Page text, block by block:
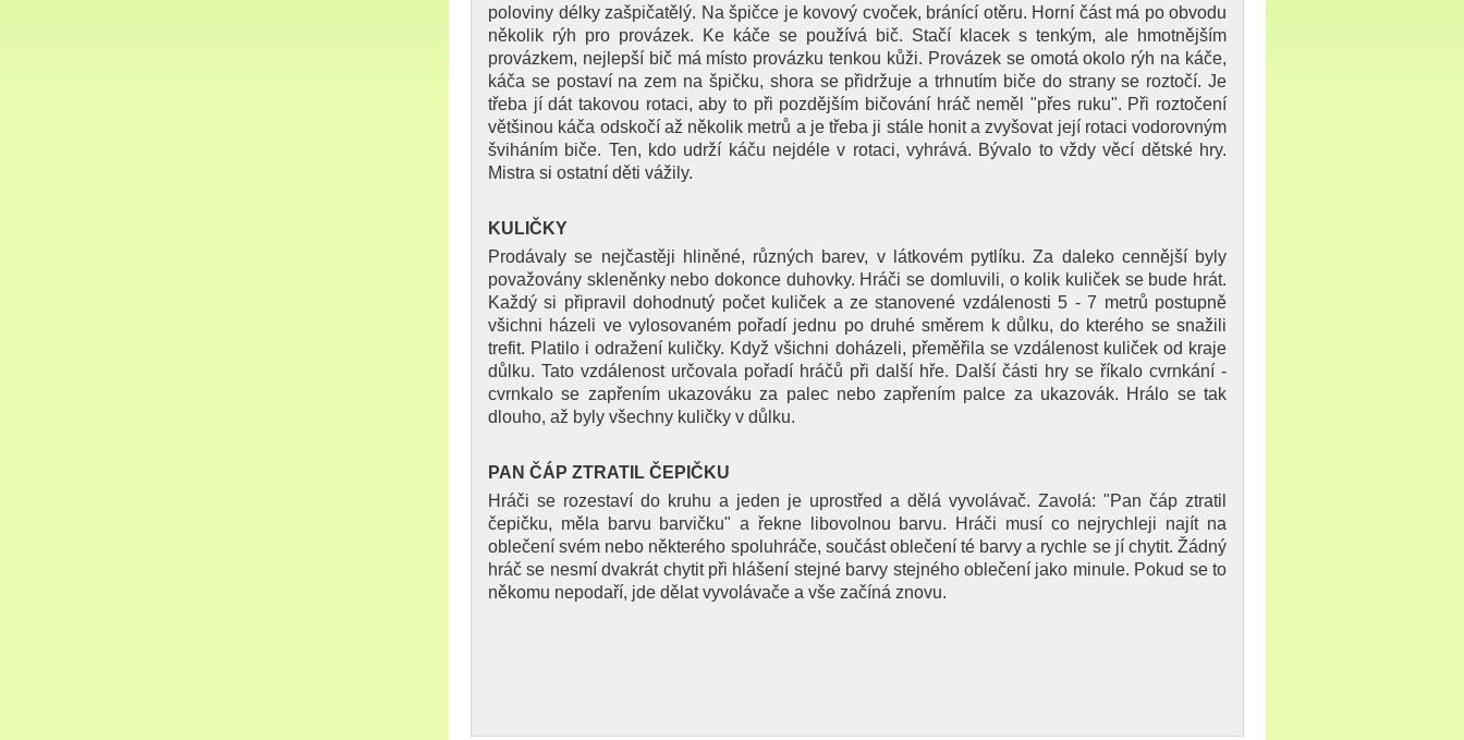
poloviny délky zašpičatělý. Na špičce je kovový cvoček, bránící otěru. Horní část má po obvodu
několik rýh pro provázek. Ke káče se používá bič. Stačí klacek s tenkým, ale hmotnějším
provázkem, nejlepší bič má místo provázku tenkou kůži. Provázek se omotá okolo rýh na káče,
káča se postaví na zem na špičku, shora se přidržuje a trhnutím biče do strany se roztočí. Je
třeba jí dát takovou rotaci, aby to při pozdějším bičování hráč neměl "přes ruku". Při roztočení
většinou káča odskočí až několik metrů a je třeba ji stále honit a zvyšovat její rotaci vodorovným
šviháním biče. Ten, kdo udrží káču nejdéle v rotaci, vyhrává. Bývalo to vždy věcí dětské hry.
Mistra si ostatní děti vážily.
KULIČKY
Prodávaly se nejčastěji hliněné, různých barev, v látkovém pytlíku. Za daleko cennější byly
považovány skleněnky nebo dokonce duhovky. Hráči se domluvili, o kolik kuliček se bude hrát.
Každý si připravil dohodnutý počet kuliček a ze stanovené vzdálenosti 5 - 7 metrů postupně
všichni házeli ve vylosovaném pořadí jednu po druhé směrem k důlku, do kterého se snažili
trefit. Platilo i odražení kuličky. Když všichni doházeli, přeměřila se vzdálenost kuliček od kraje
důlku. Tato vzdálenost určovala pořadí hráčů při další hře. Další části hry se říkalo cvrnkání -
cvrnkalo se zapřením ukazováku za palec nebo zapřením palce za ukazovák. Hrálo se tak
dlouho, až byly všechny kuličky v důlku.
PAN ČÁP ZTRATIL ČEPIČKU
Hráči se rozestaví do kruhu a jeden je uprostřed a dělá vyvolávač. Zavolá: "Pan čáp ztratil
čepičku, měla barvu barvičku" a řekne libovolnou barvu. Hráči musí co nejrychleji najít na
oblečení svém nebo některého spoluhráče, součást oblečení té barvy a rychle se jí chytit. Žádný
hráč se nesmí dvakrát chytit při hlášení stejné barvy stejného oblečení jako minule. Pokud se to
někomu nepodaří, jde dělat vyvolávače a vše začíná znovu.